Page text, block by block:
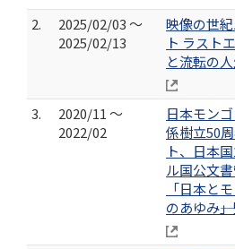
2.
2025/02/03 ～
2025/02/13
映像の世
ト ラスト
と流転の
3.
2020/11 ～
2022/02
日本モン
係樹立50
ト、日本
ル国公文
「日本と
のあゆみ――